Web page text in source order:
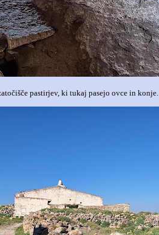
pastirjev, ki tukaj pasejo ovce in konje.